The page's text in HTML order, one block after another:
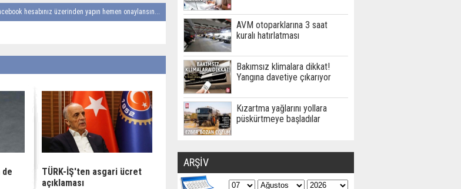
hesabınız üzerinden yapın hemen onaylansın...
TÜRK-İŞ'ten asgari ücret
açıklaması
AVM otoparklarına 3 saat
kuralı hatırlatması
Bakımsız klimalara dikkat!
Yangına davetiye çıkarıyor
Kızartma yağlarını yollara
püskürtmeye başladılar
ARŞİV